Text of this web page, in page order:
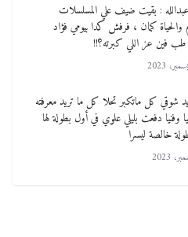
: بقيت ضيف علي المسلسلات
والحياة كمان ، فرفش كدا بيومي فؤاد
فين عز اللي كبرته؟!!
شوقي كل ماتكبر تحلا كل ما تريد معرفته
وفنيا دفعت بليلي علوي في أول بطولة لها
خالصة ليسرا